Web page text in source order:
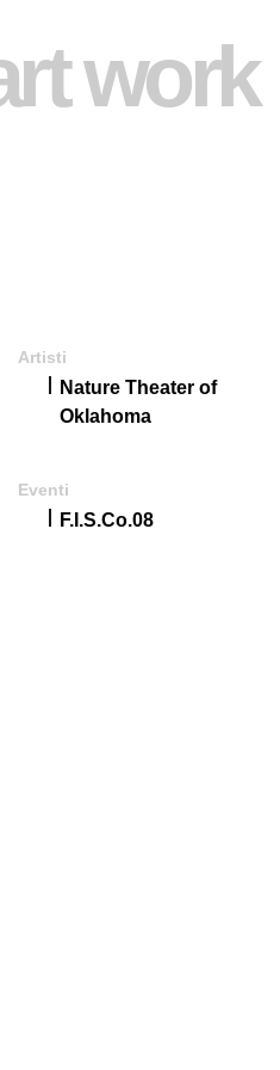
work
Artisti
Nature Theater of
Oklahoma
Eventi
F.I.S.Co.08